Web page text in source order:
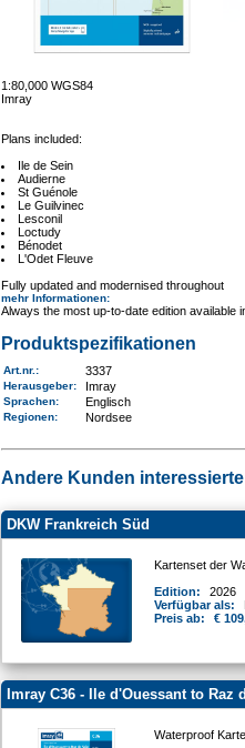
1:80,000 WGS84
Imray
Plans included:
Ile de Sein
Audierne
St Guénole
Le Guilvinec
Lesconil
Loctudy
Bénodet
L'Odet Fleuve
Fully updated and modernised throughout
mehr Informationen:
Always the most up-to-date edition
Produktspezifikationen
Art.nr. : 3337
Herausgeber: Imray
Sprachen: Englisch
Regionen: Nordsee
Andere Kunden
DKW Frankreich Süd
Kartenset der
Edition:
2026
Verfügbar als:
Preis ab:
€
Imray C36 - Ile d'Ouessant to Raz
Waterproof